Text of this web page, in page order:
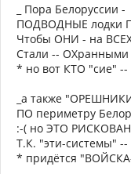
_ Пора Белоруссии -
ПОДВОДНЫЕ лодки
Чтобы ОНИ - на
Стали --
* но вот КТО "сие" --
_а также
ПО периметру
:-( но ЭТО
Т.К. "эти-системы"
* придётся